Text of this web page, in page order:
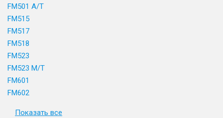
FM501 A/T
FM515
FM517
FM518
FM523
FM523 M/T
FM601
FM602
Показать все